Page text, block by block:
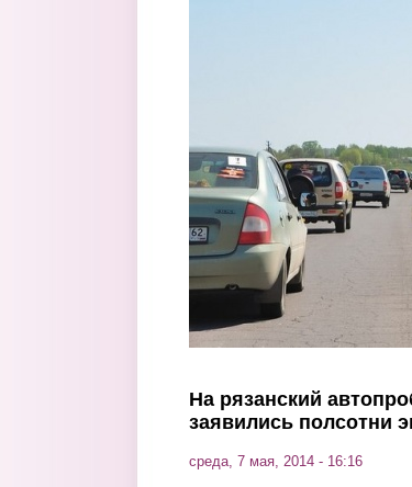
На рязанский
заявились полсотни
среда, 7 мая, 2014 - 16:16